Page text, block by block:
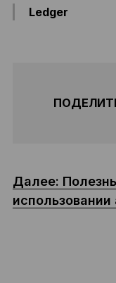
Ledger
Далее: